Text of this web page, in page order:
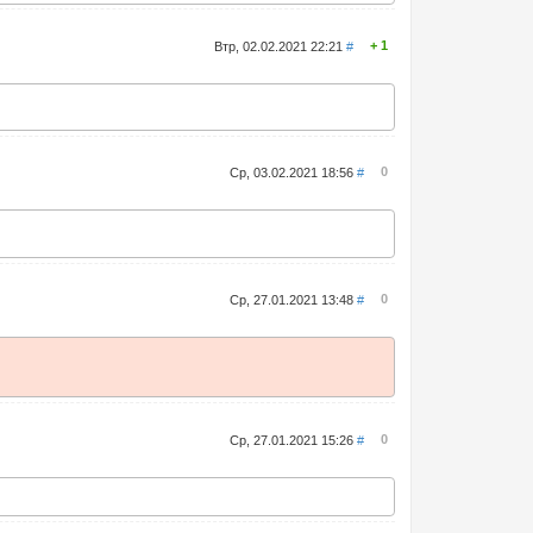
Втр, 02.02.2021 22:21# 1
Ср, 03.02.2021 18:56# 0
Ср, 27.01.2021 13:48# 0
Ср, 27.01.2021 15:26# 0